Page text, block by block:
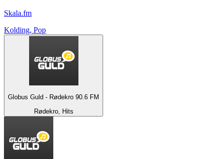
Skala.fm
Kolding, Pop
Globus Guld - Rødekro 90.6 FM
Rødekro, Hits